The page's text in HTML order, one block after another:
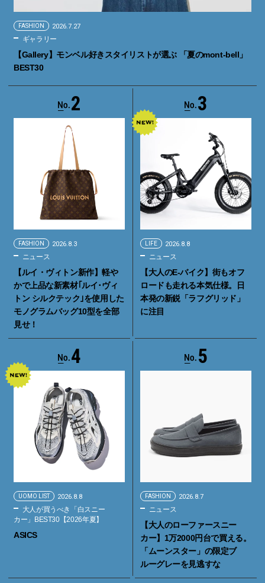
FASHION 2026.7.27
ギャラリー
【Gallery】モンベル好きスタイリストが選ぶ 「夏のmont-bell」
BEST30
2
FASHION 2026.8.3
ニュース
【ルイ・ヴィトン新作】軽や
かで上品な新素材｢ルイ･ヴィ
トン シルクテック｣を使用した
モノグラムバッグ10型を全部
見せ！
3
LIFE 2026.8.8
ニュース
【大人のE-バイク】街もオフ
ロードも走れる本気仕様。日
本発の新鋭「ラフグリッド」
に注目
4
UOMO LIST 2026.8.8
大人が買うべき「白スニー
カー」BEST30【2026年夏】
ASICS
5
FASHION 2026.8.7
ニュース
【大人のローファースニー
カー】1万2000円台で買える。
「ムーンスター」の限定ブ
ルーグレーを見逃すな